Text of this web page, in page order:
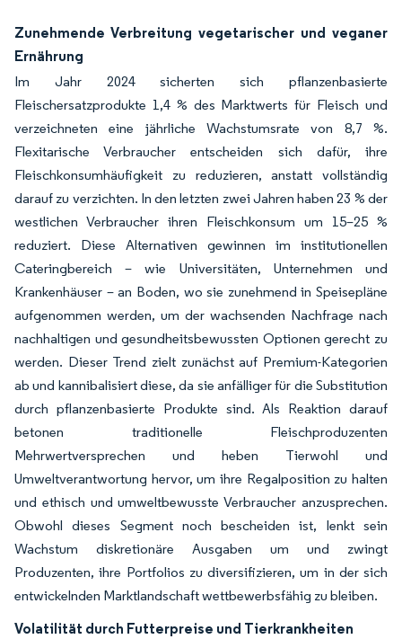
Zunehmende Verbreitung vegetarischer und veganer
Ernährung
Im Jahr 2024 sicherten sich pflanzenbasierte
Fleischersatzprodukte 1,4 % des Marktwerts für Fleisch und
verzeichneten eine jährliche Wachstumsrate von 8,7 %.
Flexitarische Verbraucher entscheiden sich dafür, ihre
Fleischkonsumhäufigkeit zu reduzieren, anstatt vollständig
darauf zu verzichten. In den letzten zwei Jahren haben 23 % der
westlichen Verbraucher ihren Fleischkonsum um 15–25 %
reduziert. Diese Alternativen gewinnen im institutionellen
Cateringbereich – wie Universitäten, Unternehmen und
Krankenhäuser – an Boden, wo sie zunehmend in Speisepläne
aufgenommen werden, um der wachsenden Nachfrage nach
nachhaltigen und gesundheitsbewussten Optionen gerecht zu
werden. Dieser Trend zielt zunächst auf Premium-Kategorien
ab und kannibalisiert diese, da sie anfälliger für die Substitution
durch pflanzenbasierte Produkte sind. Als Reaktion darauf
betonen traditionelle Fleischproduzenten
Mehrwertversprechen und heben Tierwohl und
Umweltverantwortung hervor, um ihre Regalposition zu halten
und ethisch und umweltbewusste Verbraucher anzusprechen.
Obwohl dieses Segment noch bescheiden ist, lenkt sein
Wachstum diskretionäre Ausgaben um und zwingt
Produzenten, ihre Portfolios zu diversifizieren, um in der sich
entwickelnden Marktlandschaft wettbewerbsfähig zu bleiben.
Volatilität durch Futterpreise und Tierkrankheiten